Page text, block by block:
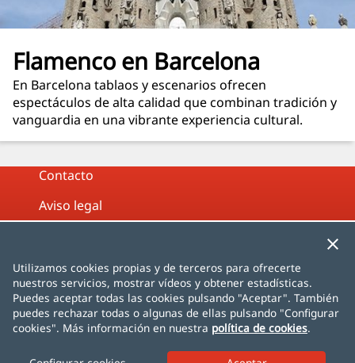
Flamenco en Barcelona
En Barcelona tablaos y escenarios ofrecen
espectáculos de alta calidad que combinan tradición y
vanguardia en una vibrante experiencia cultural.
Contacto
Aviso legal
Política de cookies
Mapa web
ItalianoPortuguêsčeštinadanskNederlands
Utilizamos cookies propias y de terceros para ofrecerte
nuestros servicios, mostrar vídeos y obtener estadísticas.
Puedes aceptar todas las cookies pulsando "Aceptar". También
puedes rechazar todas o algunas de ellas pulsando "Configurar
cookies". Más información en nuestra política de cookies.